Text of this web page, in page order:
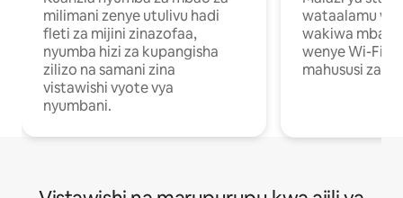
milimani zenye utulivu hadi
fleti za mijini zinazofaa,
nyumba hizi za kupangisha
zilizo na samani zina
vistawishi vyote vya
nyumbani.
wataalamu
wakiwa mbali
wenye Wi-Fi
mahususi za